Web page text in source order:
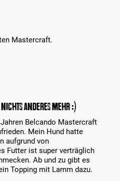
5 stars
Mastercraft.
of 5 stars
anderes mehr :)
Belcando Mastercraft
Mein Hund hatte
aufgrund von
Futter ist super verträglich
Ab und zu gibt es
Topping mit Lamm dazu.